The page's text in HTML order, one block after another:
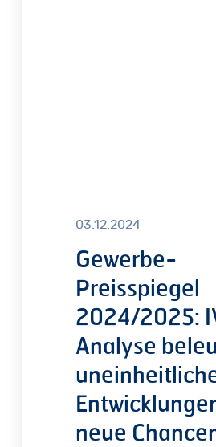
03.12.2024
Gewerbe-
Preisspiegel
2024/2025:
Analyse
neue